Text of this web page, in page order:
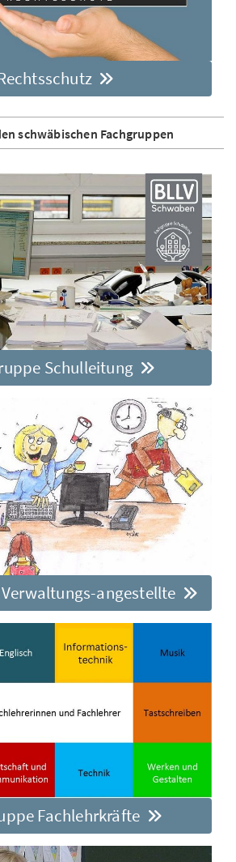
schwäbischen Fachgruppen
Schulleitung
angestellte
Fachlehrkräfte